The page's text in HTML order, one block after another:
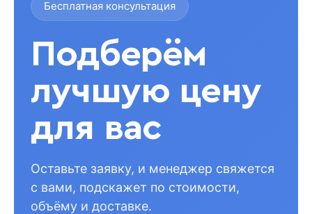
Бесплатная консультация
Подберём
лучшую цену
для вас
Оставьте заявку, и менеджер свяжется
с вами, подскажет по стоимости,
объёму и доставке.